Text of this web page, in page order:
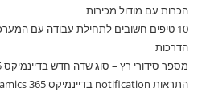
הכרות עם מודול מכירות
10 טיפים חשובים לתחילת עבודה עם המערכת
הדרכות
מספר סידורי רץ – סוג שדה חדש בדיינמיקס 365
התראות notification בדיינמיקס 365 Dynamics